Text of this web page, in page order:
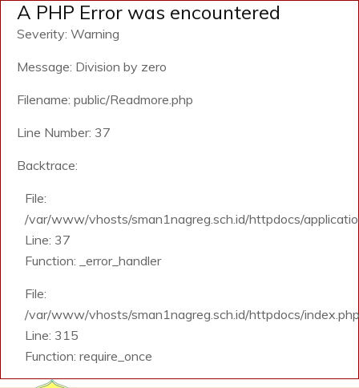
A PHP Error was encountered
Severity: Warning
Message: Division by zero
Filename: public/Readmore.php
Line Number: 37
Backtrace:
File:
/var/www/vhosts/sman1nagreg.sch.id/httpdocs/
Line: 37
Function: _error_handler
File:
/var/www/vhosts/sman1nagreg.sch.id/httpdocs/index.php
Line: 315
Function: require_once